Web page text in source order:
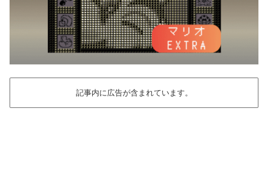
記事内に広告が含まれています。